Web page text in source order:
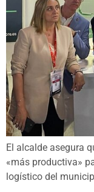
El alcalde asegura
«más productiva»
logístico del